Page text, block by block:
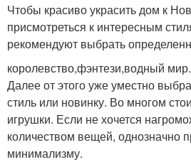
Чтобы красиво украсить дом к
присмотреться к интересным
рекомендуют выбрать
королевство,фэнтези,водный мир.
Далее от этого уже уместно
стиль или новинку. Во многом
игрушки. Если не хочется
количеством вещей, однозначно
минимализму.